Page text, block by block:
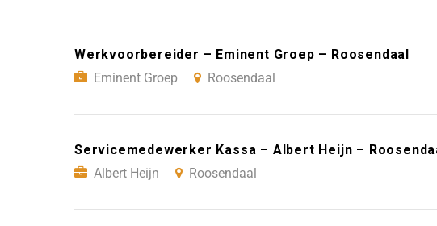
Werkvoorbereider – Eminent Groep – Roosendaal
Eminent Groep
Roosendaal
Servicemedewerker Kassa – Albert Heijn –
Albert Heijn
Roosendaal